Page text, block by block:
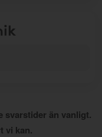
svarstider än vanligt.
vi kan.